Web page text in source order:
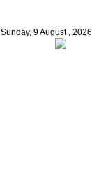
Sunday, 9 August , 2026